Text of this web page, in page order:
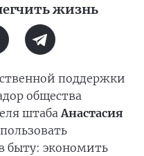
жизнь
поддержки
общества
штабаАнастасия
быту: экономить